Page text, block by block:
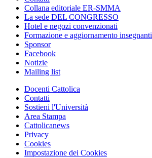
Collana editoriale ER-SMMA
La sede DEL CONGRESSO
Hotel e negozi convenzionati
Formazione e aggiornamento insegnanti
Sponsor
Facebook
Notizie
Mailing list
Docenti Cattolica
Contatti
Sostieni l'Università
Area Stampa
Cattolicanews
Privacy
Cookies
Impostazione dei Cookies